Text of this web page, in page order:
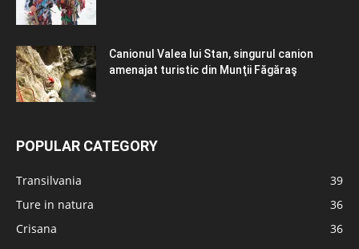
Canionul Valea lui Stan, singurul canion
amenajat turistic din Munţii Făgăraş
POPULAR CATEGORY
Transilvania
39
Ture in natura
36
Crisana
36